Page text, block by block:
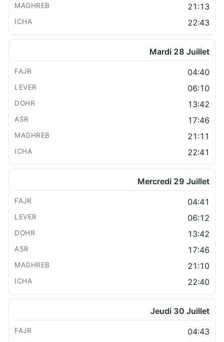
21:13
22:43
Mardi 28 Juillet
04:40
06:10
13:42
17:46
21:11
22:41
Mercredi 29 Juillet
04:41
06:12
13:42
17:46
21:10
22:40
Jeudi 30 Juillet
04:43